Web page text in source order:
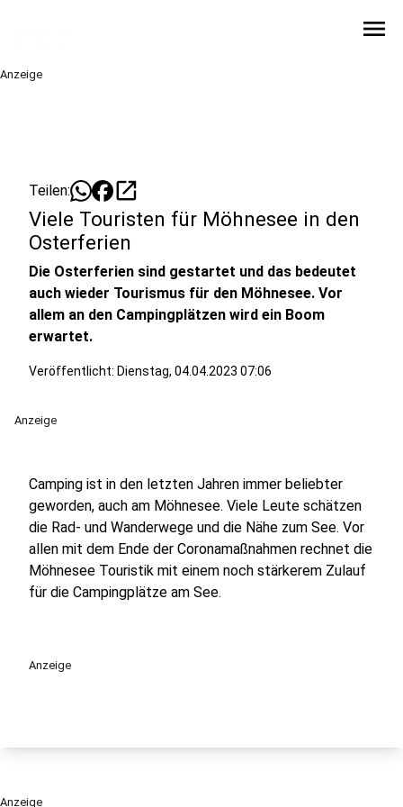
menu
Anzeige
Teilen: open_in_new
Viele Touristen für Möhnesee in den
Osterferien
Die Osterferien sind gestartet und das bedeutet
auch wieder Tourismus für den Möhnesee. Vor
allem an den Campingplätzen wird ein Boom
erwartet.
Veröffentlicht: Dienstag, 04.04.2023 07:06
Anzeige
Camping ist in den letzten Jahren immer beliebter
geworden, auch am Möhnesee. Viele Leute schätzen
die Rad- und Wanderwege und die Nähe zum See. Vor
allen mit dem Ende der Coronamaßnahmen rechnet die
Möhnesee Touristik mit einem noch stärkerem Zulauf
für die Campingplätze am See.
Anzeige
Anzeige